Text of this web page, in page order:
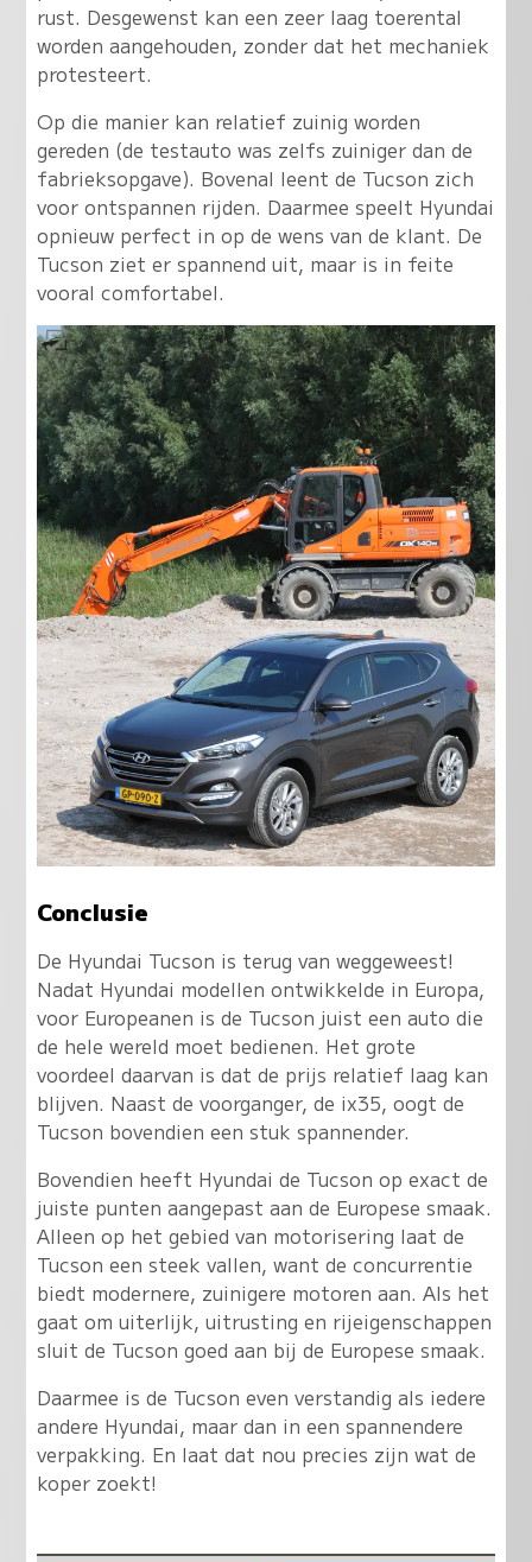
rust. Desgewenst kan een zeer laag toerental
worden aangehouden, zonder dat het mechaniek
protesteert.
Op die manier kan relatief zuinig worden
gereden (de testauto was zelfs zuiniger dan de
fabrieksopgave). Bovenal leent de Tucson zich
voor ontspannen rijden. Daarmee speelt Hyundai
opnieuw perfect in op de wens van de klant. De
Tucson ziet er spannend uit, maar is in feite
vooral comfortabel.
Conclusie
De Hyundai Tucson is terug van weggeweest!
Nadat Hyundai modellen ontwikkelde in Europa,
voor Europeanen is de Tucson juist een auto die
de hele wereld moet bedienen. Het grote
voordeel daarvan is dat de prijs relatief laag kan
blijven. Naast de voorganger, de ix35, oogt de
Tucson bovendien een stuk spannender.
Bovendien heeft Hyundai de Tucson op exact de
juiste punten aangepast aan de Europese smaak.
Alleen op het gebied van motorisering laat de
Tucson een steek vallen, want de concurrentie
biedt modernere, zuinigere motoren aan. Als het
gaat om uiterlijk, uitrusting en rijeigenschappen
sluit de Tucson goed aan bij de Europese smaak.
Daarmee is de Tucson even verstandig als iedere
andere Hyundai, maar dan in een spannendere
verpakking. En laat dat nou precies zijn wat de
koper zoekt!